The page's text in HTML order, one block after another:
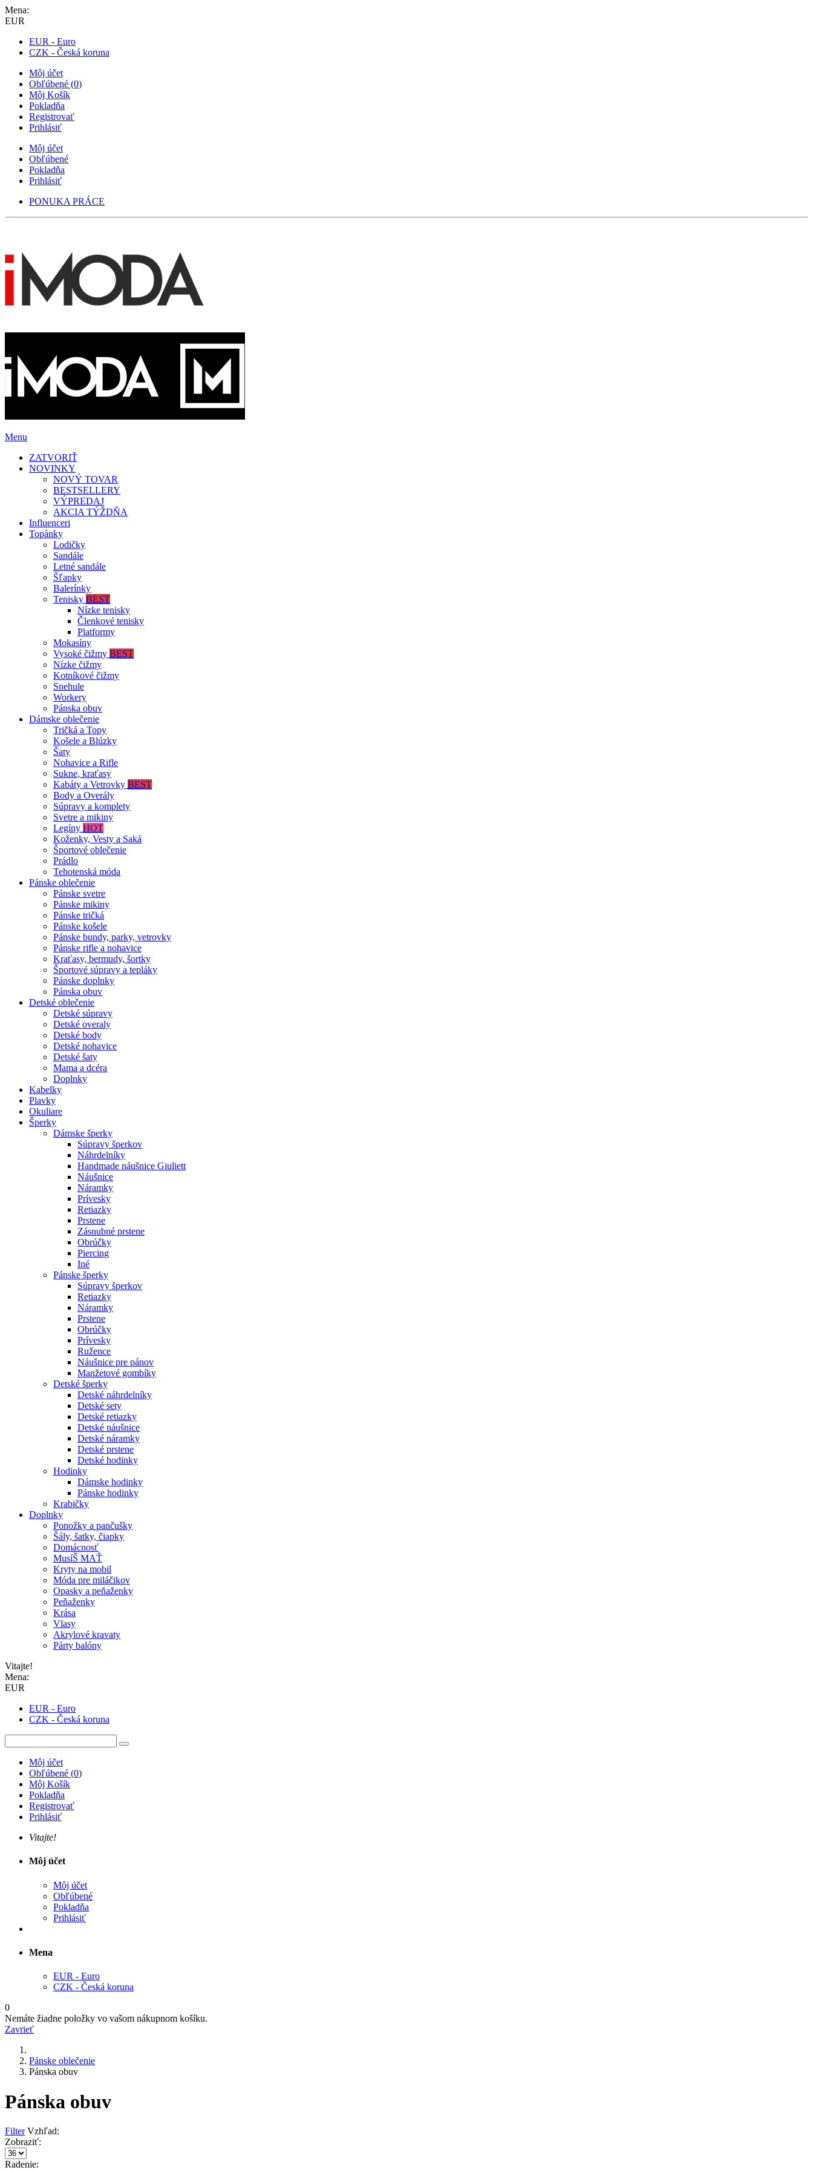
Mena:
EUR
EUR - Euro
CZK - Česká koruna
Môj účet
Obľúbené (0)
Môj Košík
Pokladňa
Registrovať
Prihlásiť
Môj účet
Obľúbené
Pokladňa
Prihlásiť
PONUKA PRÁCE
Menu
ZATVORIŤ
NOVINKY
NOVÝ TOVAR
BESTSELLERY
VÝPREDAJ
AKCIA TÝŽDŇA
Influenceri
Topánky
Lodičky
Sandále
Letné sandále
Šľapky
Balerínky
Tenisky BEST
Nízke tenisky
Členkové tenisky
Platformy
Mokasíny
Vysoké čižmy BEST
Nízke čižmy
Kotníkové čižmy
Snehule
Workery
Pánska obuv
Dámske oblečenie
Tričká a Topy
Košele a Blúzky
Šaty
Nohavice a Rifle
Sukne, kraťasy
Kabáty a Vetrovky BEST
Body a Overály
Súpravy a komplety
Svetre a mikiny
Legíny HOT
Koženky, Vesty a Saká
Športové oblečenie
Prádlo
Tehotenská móda
Pánske oblečenie
Pánske svetre
Pánske mikiny
Pánske tričká
Pánske košele
Pánske bundy, parky, vetrovky
Pánske rifle a nohavice
Kraťasy, bermudy, šortky
Športové súpravy a tepláky
Pánske doplnky
Pánska obuv
Detské oblečenie
Detské súpravy
Detské overaly
Detské body
Detské nohavice
Detské šaty
Mama a dcéra
Doplnky
Kabelky
Plavky
Okuliare
Šperky
Dámske šperky
Súpravy šperkov
Náhrdelníky
Handmade náušnice Giuliett
Náušnice
Náramky
Prívesky
Retiazky
Prstene
Zásnubné prstene
Obrúčky
Piercing
Iné
Pánske šperky
Súpravy šperkov
Retiazky
Náramky
Prstene
Obrúčky
Prívesky
Ružence
Náušnice pre pánov
Manžetové gombíky
Detské šperky
Detské náhrdelníky
Detské sety
Detské retiazky
Detské náušnice
Detské náramky
Detské prstene
Detské hodinky
Hodinky
Dámske hodinky
Pánske hodinky
Krabičky
Doplnky
Ponožky a pančušky
Šály, šatky, čiapky
Domácnosť
MusíŠ MAŤ
Kryty na mobil
Móda pre miláčikov
Opasky a peňaženky
Peňaženky
Krása
Vlasy
Akrylové kravaty
Párty balóny
Vitajte!
Mena:
EUR
EUR - Euro
CZK - Česká koruna
Môj účet
Obľúbené (0)
Môj Košík
Pokladňa
Registrovať
Prihlásiť
Vitajte!
Môj účet
Môj účet
Obľúbené
Pokladňa
Prihlásiť
Mena
EUR - Euro
CZK - Česká koruna
0
Nemáte žiadne položky vo vašom nákupnom košíku.
Zavrieť
Pánske oblečenie
Pánska obuv
Pánska obuv
Filter Vzhľad:
Zobraziť:
Radenie: